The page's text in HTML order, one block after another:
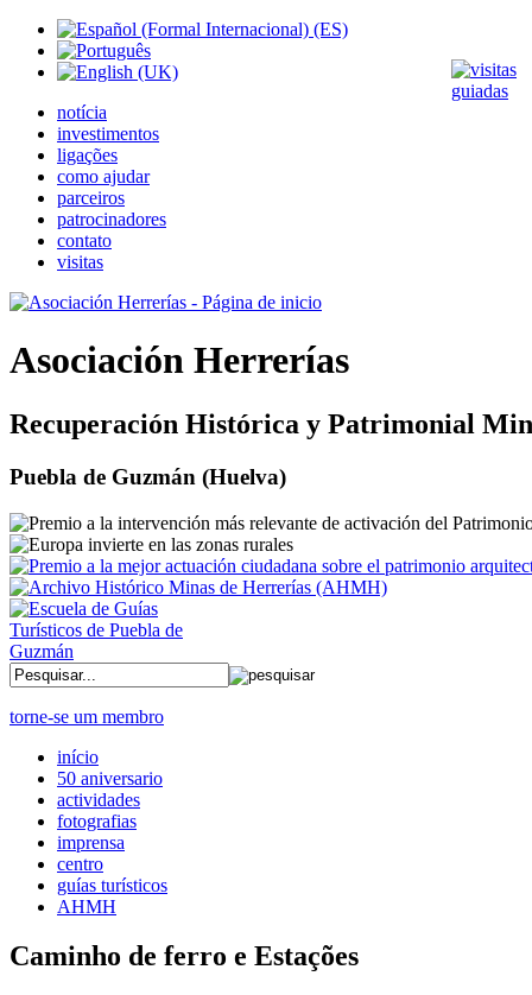
notícia
investimentos
ligações
como ajudar
parceiros
patrocinadores
contato
visitas
Asociación Herrerías
Recuperación Histórica y Patrimonial
Puebla de Guzmán (Huelva)
torne-se um membro
início
50 aniversario
actividades
fotografias
imprensa
centro
guías turísticos
AHMH
Caminho de ferro e Estações